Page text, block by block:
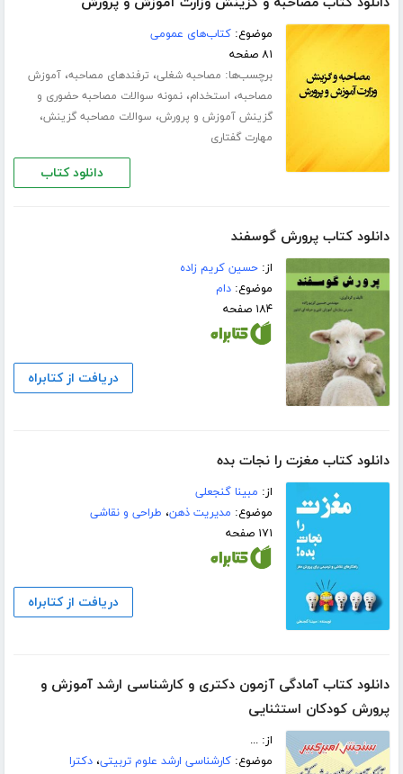
موضوع:کتاب‌های عمومی
۸۱ صفحه
برچسب‌ها: مصاحبه شغلی، ترفندهای مصاحبه،آموزش
مصاحبه، استخدام،نمونه سوالات مصاحبه حضوری و
گزینش آموزش و پرورش، سوالات مصاحبه گزینش،
مهارت گفتاری
دانلود کتاب
دانلود کتاب پرورش گوسفند
از:حسین کریم زاده
موضوع:دام
۱۸۴ صفحه
دریافت از کتابراه
دانلود کتاب مغزت را نجات بده
از: مبینا گنجعلی
موضوع: مدیریت ذهن، طراحی و نقاشی
۱۷۱ صفحه
دریافت از کتابراه
دانلود کتاب آمادگی آزمون دکتری و کارشناسی ارشد آموزش و
پرورش کودکان استثنایی
از: ...
موضوع:کارشناسی ارشد علوم تربیتی،دکترا